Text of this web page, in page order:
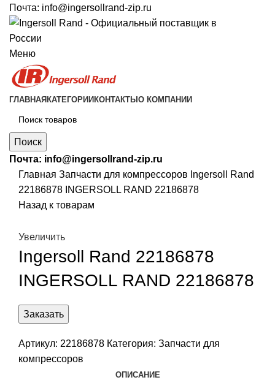
Почта: info@ingersollrand-zip.ru
Меню
ГЛАВНАЯ КАТЕГОРИИ КОНТАКТЫ О КОМПАНИИ
Поиск
Почта: info@ingersollrand-zip.ru
Главная Запчасти для компрессоров Ingersoll Rand
22186878 INGERSOLL RAND 22186878
Назад к товарам
Увеличить
Ingersoll Rand 22186878
INGERSOLL RAND 22186878
Заказать
Артикул: 22186878 Категория: Запчасти для
компрессоров
ОПИСАНИЕ